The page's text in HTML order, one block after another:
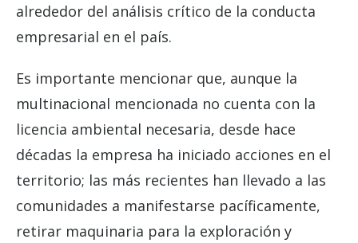
alrededor del análisis crítico de la conducta
empresarial en el país.
Es importante mencionar que, aunque la
multinacional mencionada no cuenta con la
licencia ambiental necesaria, desde hace
décadas la empresa ha iniciado acciones en el
territorio; las más recientes han llevado a las
comunidades a manifestarse pacíficamente,
retirar maquinaria para la exploración y